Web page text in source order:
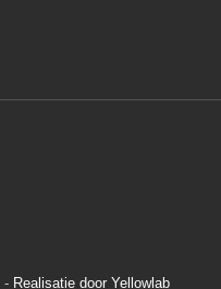
- Realisatie door Yellowlab